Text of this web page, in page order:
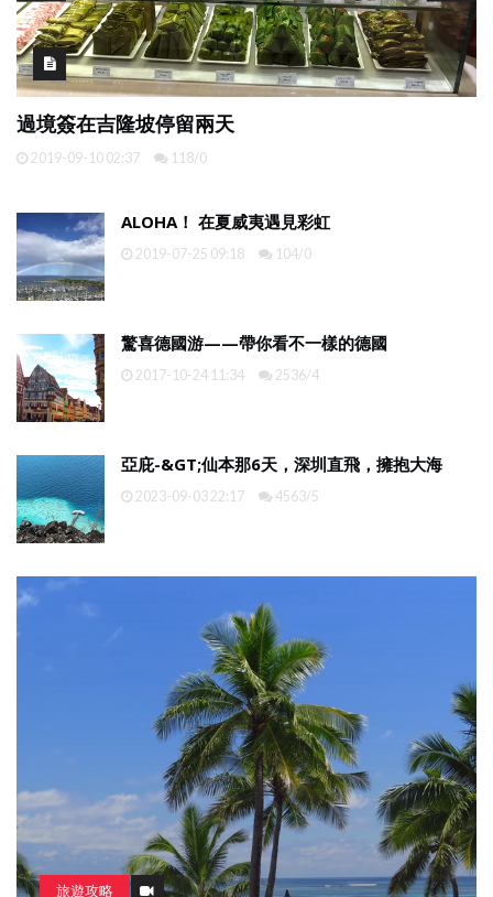
只知道東京？橫濱、鐮倉才是我的最愛
2017-08-30 21:58 6027/4
ALOHA！ 在夏威夷遇見彩虹
2019-07-25 09:18 104/0
驚喜德國游——帶你看不一樣的德國
2017-10-24 11:34 2536/4
亞庇-&GT;仙本那6天，深圳直飛，擁抱大海
2023-09-03 22:17 4563/5
旅遊攻略